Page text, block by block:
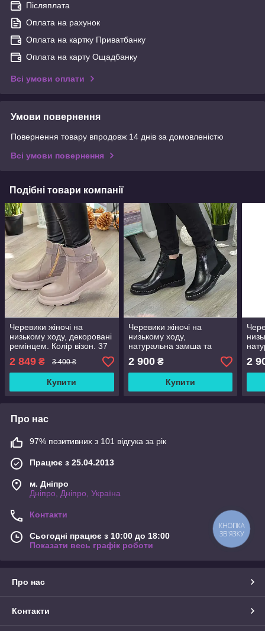
Післяплата
Оплата на рахунок
Оплата на картку Приватбанку
Оплата на карту Ощадбанку
Всі умови оплати
Умови повернення
Повернення товару впродовж 14 днів за домовленістю
Всі умови повернення
Подібні товари компанії
Черевики жіночі на
низькому ходу, декоровані
ремінцем. Колір візон. 37
2 849 ₴ 3 400 ₴
Купити
Черевики жіночі на
низькому ходу,
натуральна замша та
2 900₴
Купити
2
Про нас
97% позитивних з 101 відгука за рік
Працює з 25.04.2013
м. Дніпро
Дніпро, Дніпро, Україна
Контакти
Сьогодні працює з 10:00 до 18:00
Показати весь графік роботи
Про нас
Контакти
КНОПКА
ЗВ'ЯЗКУ